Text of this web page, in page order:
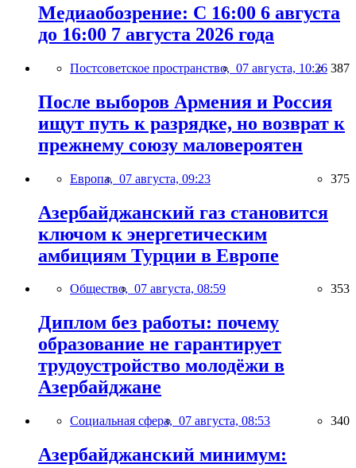
Медиаобозрение: С 16:00 6 августа
до 16:00 7 августа 2026 года
Постсоветское пространство, 07 августа, 10:26 387
После выборов Армения и Россия
ищут путь к разрядке, но возврат к
прежнему союзу маловероятен
Европа, 07 августа, 09:23 375
Азербайджанский газ становится
ключом к энергетическим
амбициям Турции в Европе
Общество, 07 августа, 08:59 353
Диплом без работы: почему
образование не гарантирует
трудоустройство молодёжи в
Азербайджане
Социальная сфера, 07 августа, 08:53 340
Азербайджанский минимум: